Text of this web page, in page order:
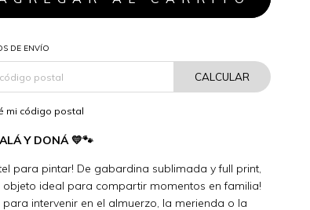
DE ENVÍO
CALCULAR
mi código postal
Y DONÁ 💛🐾
para pintar! De gabardina sublimada y full print,
objeto ideal para compartir momentos en familia!
para intervenir en el almuerzo, la merienda o la